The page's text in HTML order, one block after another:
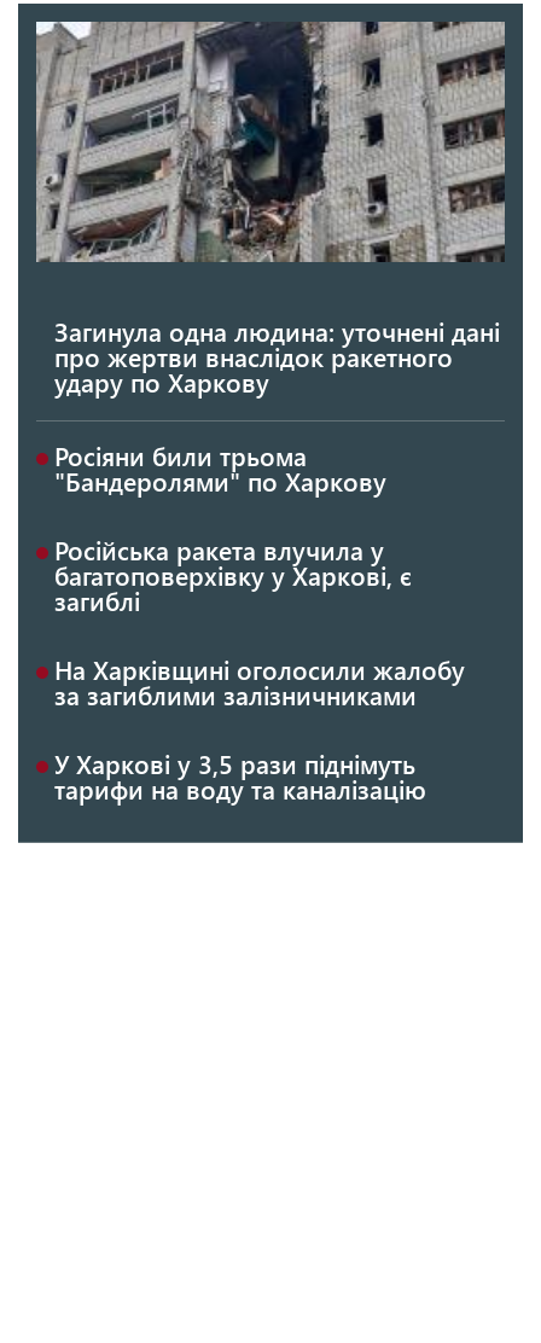
Загинула одна людина: уточнені дані
про жертви внаслідок ракетного
удару по Харкову
Росіяни били трьома
"Бандеролями" по Харкову
Російська ракета влучила у
багатоповерхівку у Харкові, є
загиблі
На Харківщині оголосили жалобу
за загиблими залізничниками
У Харкові у 3,5 рази піднімуть
тарифи на воду та каналізацію